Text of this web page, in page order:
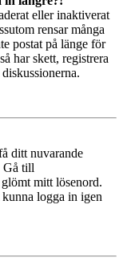
eller inaktiverat
rensar många
postat på länge för
har skett, registrera
ditt nuvarande
Gå till
mitt lösenord.
logga in igen